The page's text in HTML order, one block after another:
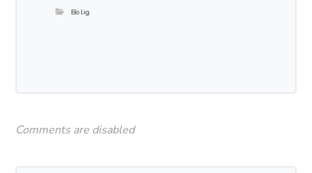
Bolig
Comments are disabled